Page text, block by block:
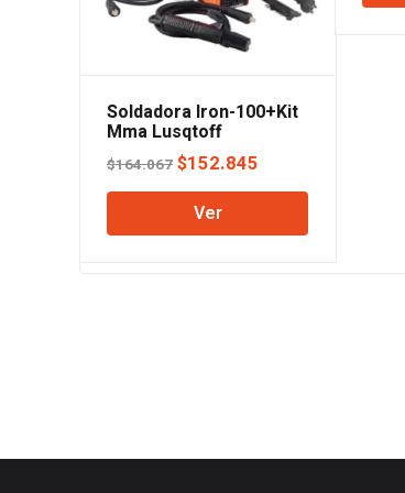
Soldadora Iron-100+Kit
Mma Lusqtoff
$164.067 El
precio
original
era:
$152.845
precio
es:
Ver